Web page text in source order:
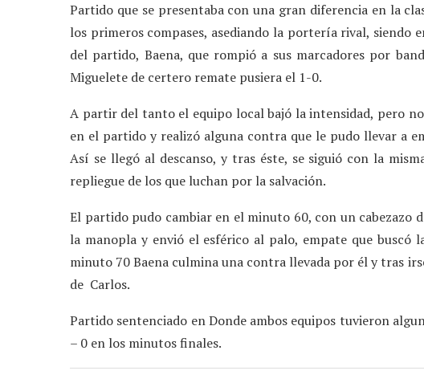
Partido que se presentaba con una gran diferencia en la
los primeros compases, asediando la portería rival, siendo
del partido, Baena, que rompió a sus marcadores por
Miguelete de certero remate pusiera el 1-0.
A partir del tanto el equipo local bajó la intensidad, pero
en el partido y realizó alguna contra que le pudo llevar a
Así se llegó al descanso, y tras éste, se siguió con la
repliegue de los que luchan por la salvación.
El partido pudo cambiar en el minuto 60, con un cabezazo
la manopla y envió el esférico al palo, empate que buscó
minuto 70 Baena culmina una contra llevada por él y tras
de Carlos.
Partido sentenciado en Donde ambos equipos tuvieron
– 0 en los minutos finales.